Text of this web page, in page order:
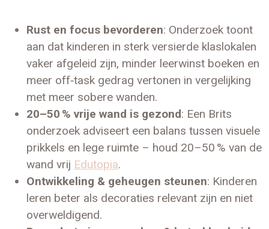
Rust en focus bevorderen: Onderzoek toont
aan dat kinderen in sterk versierde klaslokalen
vaker afgeleid zijn, minder leerwinst boeken en
meer off‑task gedrag vertonen in vergelijking
met meer sobere wanden.
20–50 % vrije wand is gezond: Een Brits
onderzoek adviseert een balans tussen visuele
prikkels en lege ruimte – houd 20–50 % van de
wand vrij Edutopia.
Ontwikkeling & geheugen steunen: Kinderen
leren beter als decoraties relevant zijn en niet
overweldigend.